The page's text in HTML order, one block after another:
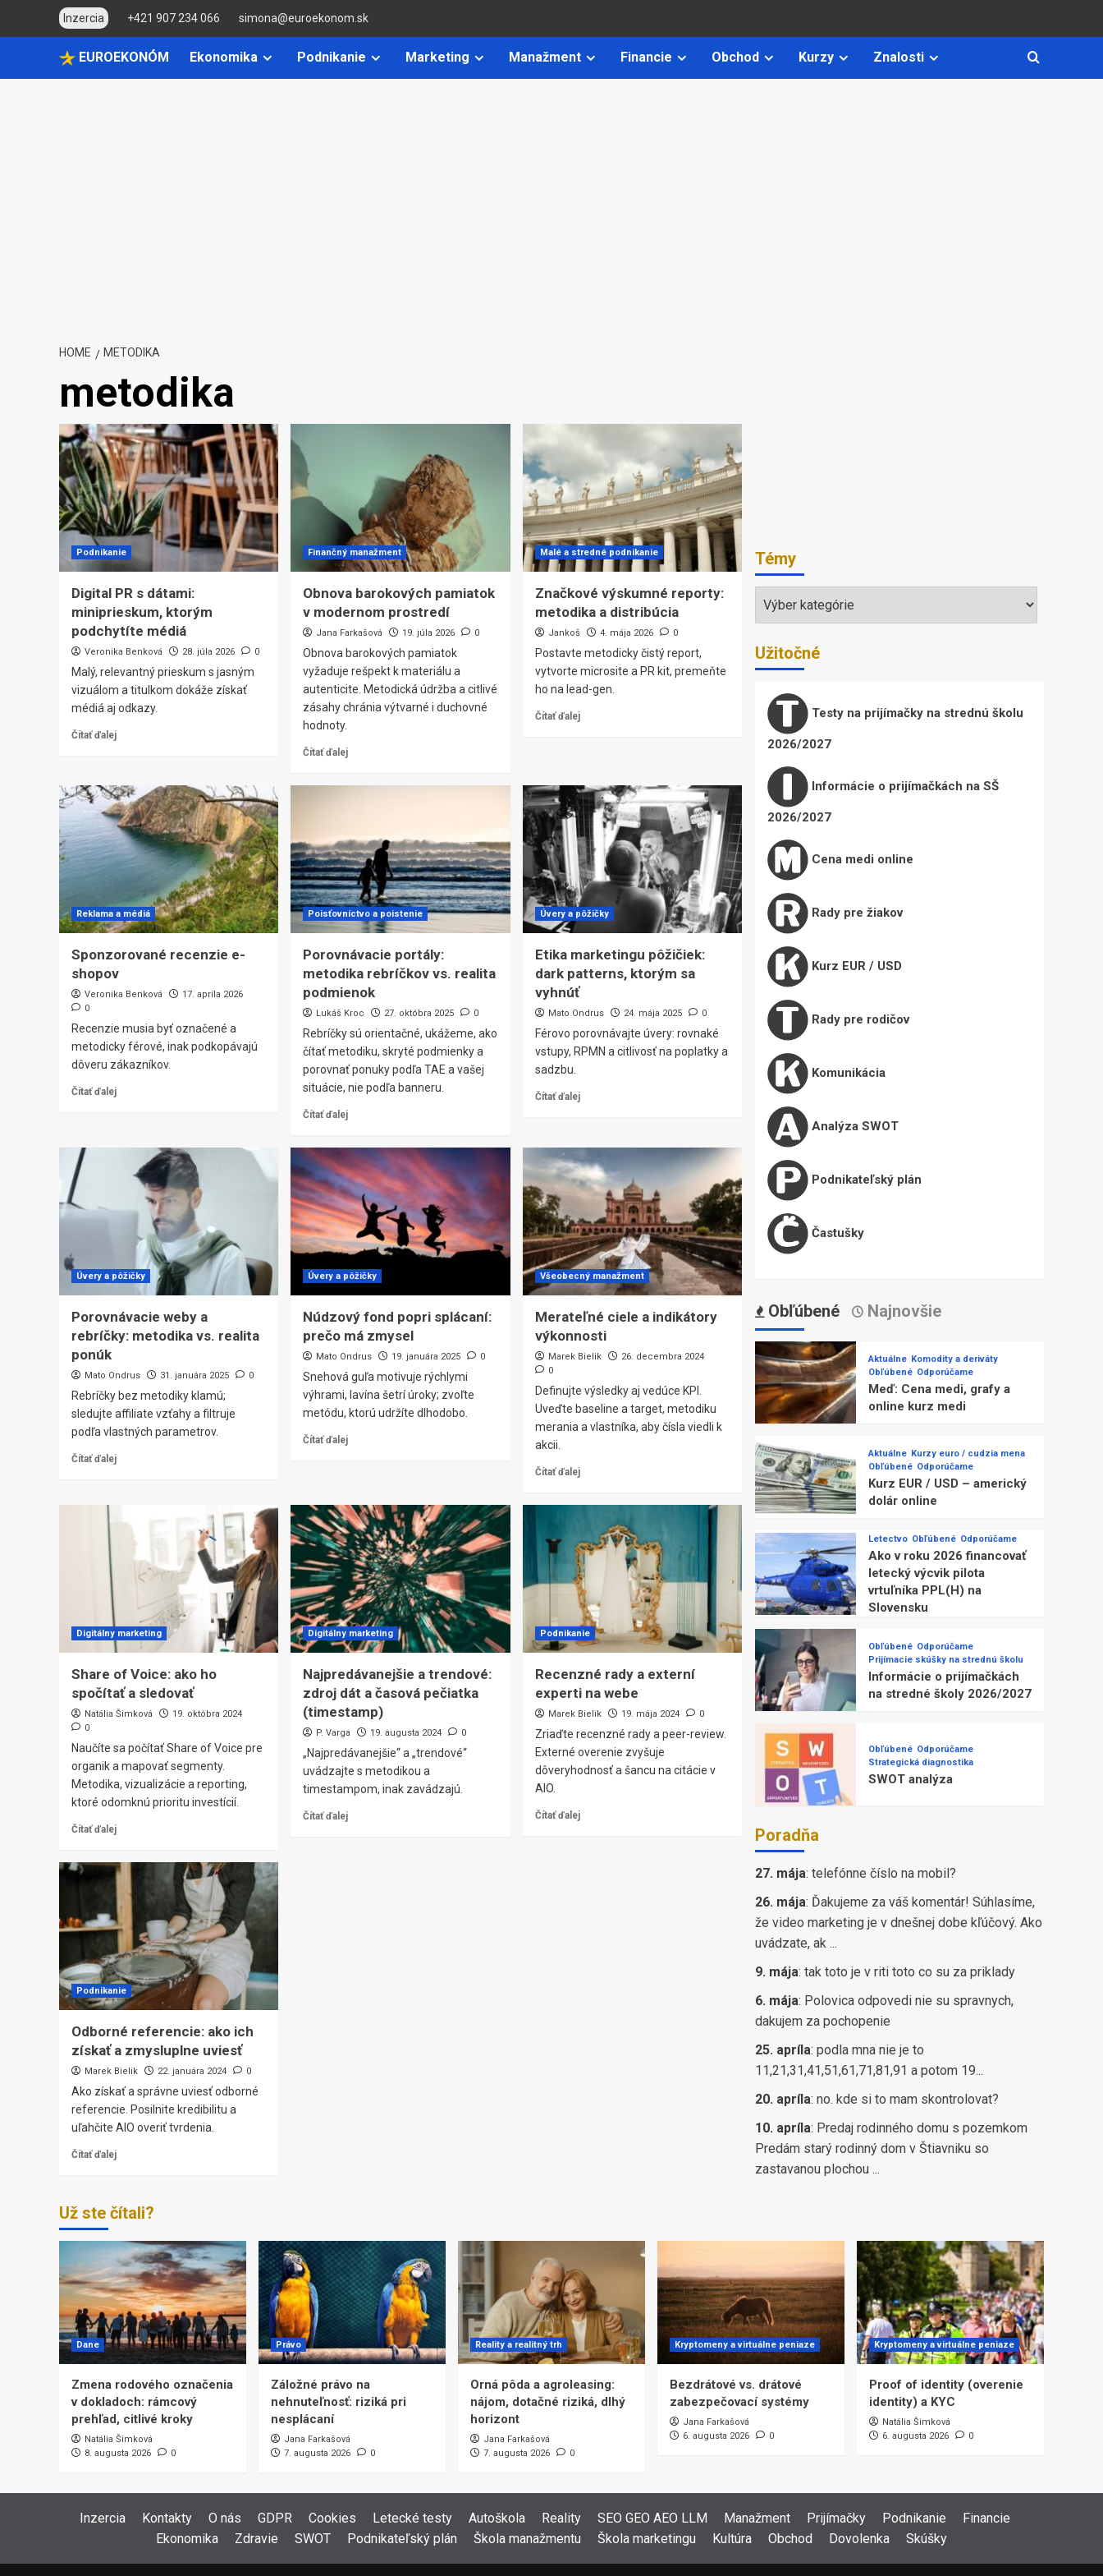
Inzercia +421 907 234 066 simona@euroekonom.sk
EUROEKONÓM Ekonomika Podnikanie Marketing Manažment Financie Obchod Kurzy Znalosti
HOME METODIKA
metodika
Podnikanie
Digital PR s dátami:
miniprieskum, ktorým
podchytíte médiá
Veronika Benková 28. júla 2026 0
Malý, relevantný prieskum s jasným
vizuálom a titulkom dokáže získať
médiá aj odkazy.
Čítať ďalej
Finančný manažment
Obnova barokových pamiatok
v modernom prostredí
Jana Farkašová 19. júla 2026 0
Obnova barokových pamiatok
vyžaduje rešpekt k materiálu a
autenticite. Metodická údržba a citlivé
zásahy chránia výtvarné i duchovné
hodnoty.
Čítať ďalej
Malé a stredné podnikanie
Značkové výskumné reporty:
metodika a distribúcia
Jankoš 4. mája 2026 0
Postavte metodicky čistý report,
vytvorte microsite a PR kit, premeňte
ho na lead-gen.
Čítať ďalej
Reklama a médiá
Sponzorované recenzie e-
shopov
Veronika Benková
17. apríla 2026
0
Recenzie musia byť označené a
metodicky férové, inak podkopávajú
dôveru zákazníkov.
Čítať ďalej
Poisťovníctvo a poistenie
Porovnávacie portály:
metodika rebríčkov vs. realita
podmienok
Lukáš Kroc 27. októbra 2025 0
Rebríčky sú orientačné, ukážeme, ako
čítať metodiku, skryté podmienky a
porovnať ponuky podľa TAE a vašej
situácie, nie podľa banneru.
Čítať ďalej
Úvery a pôžičky
Etika marketingu pôžičiek:
dark patterns, ktorým sa
vyhnúť
Mato Ondrus 24. mája 2025 0
Férovo porovnávajte úvery: rovnaké
vstupy, RPMN a citlivosť na poplatky a
sadzbu.
Čítať ďalej
Úvery a pôžičky
Porovnávacie weby a
rebríčky: metodika vs. realita
ponúk
Mato Ondrus 31. januára 2025 0
Rebríčky bez metodiky klamú;
sledujte affiliate vzťahy a filtruje
podľa vlastných parametrov.
Čítať ďalej
Úvery a pôžičky
Núdzový fond popri splácaní:
prečo má zmysel
Mato Ondrus 19. januára 2025 0
Snehová guľa motivuje rýchlymi
výhrami, lavína šetrí úroky; zvoľte
metódu, ktorú udržíte dlhodobo.
Čítať ďalej
Všeobecný manažment
Merateľné ciele a indikátory
výkonnosti
Marek Bielik
26. decembra 2024
0
Definujte výsledky aj vedúce KPI.
Uveďte baseline a target, metodiku
merania a vlastníka, aby čísla viedli k
akcii.
Čítať ďalej
Digitálny marketing
Share of Voice: ako ho
spočítať a sledovať
Natália Šimková
19. októbra 2024
0
Naučíte sa počítať Share of Voice pre
organik a mapovať segmenty.
Metodika, vizualizácie a reporting,
ktoré odomknú prioritu investícií.
Čítať ďalej
Digitálny marketing
Najpredávanejšie a trendové:
zdroj dát a časová pečiatka
(timestamp)
P. Varga 19. augusta 2024 0
„Najpredávanejšie“ a „trendové“
uvádzajte s metodikou a
timestampom, inak zavádzajú.
Čítať ďalej
Podnikanie
Recenzné rady a externí
experti na webe
Marek Bielik 19. mája 2024 0
Zriaďte recenzné rady a peer-review.
Externé overenie zvyšuje
dôveryhodnosť a šancu na citácie v
AIO.
Čítať ďalej
Podnikanie
Odborné referencie: ako ich
získať a zmysluplne uviesť
Marek Bielik 22. januára 2024 0
Ako získať a správne uviesť odborné
referencie. Posilnite kredibilitu a
uľahčite AIO overiť tvrdenia.
Čítať ďalej
Témy
Témy
Užitočné
Testy na prijímačky na strednú školu
2026/2027
Informácie o prijímačkách na SŠ
2026/2027
Cena medi online
Rady pre žiakov
Kurz EUR / USD
Rady pre rodičov
Komunikácia
Analýza SWOT
Podnikateľský plán
Častušky
Obľúbené Najnovšie
Aktuálne Komodity a deriváty
Obľúbené Odporúčame
Meď: Cena medi, grafy a
online kurz medi
Aktuálne Kurzy euro / cudzia mena
Obľúbené Odporúčame
Kurz EUR / USD – americký
dolár online
Letectvo Obľúbené Odporúčame
Ako v roku 2026 financovať
letecký výcvik pilota
vrtuľníka PPL(H) na
Slovensku
Obľúbené Odporúčame
Prijímacie skúšky na strednú školu
Informácie o prijímačkách
na stredné školy 2026/2027
Obľúbené Odporúčame
Strategická diagnostika
SWOT analýza
Poradňa
27. mája: telefónne číslo na mobil?
26. mája: Ďakujeme za váš komentár! Súhlasíme,
že video marketing je v dnešnej dobe kľúčový. Ako
uvádzate, ak ...
9. mája: tak toto je v riti toto co su za priklady
6. mája: Polovica odpovedi nie su spravnych,
dakujem za pochopenie
25. apríla: podla mna nie je to
11,21,31,41,51,61,71,81,91 a potom 19...
20. apríla: no. kde si to mam skontrolovat?
10. apríla: Predaj rodinného domu s pozemkom
Predám starý rodinný dom v Štiavniku so
zastavanou plochou ...
Už ste čítali?
Dane
Zmena rodového označenia
v dokladoch: rámcový
prehľad, citlivé kroky
Natália Šimková
8. augusta 2026
0
Právo
Záložné právo na
nehnuteľnosť: riziká pri
nesplácaní
Jana Farkašová
7. augusta 2026
0
Reality a realitný trh
Orná pôda a agroleasing:
nájom, dotačné riziká, dlhý
horizont
Jana Farkašová
7. augusta 2026
0
Kryptomeny a virtuálne peniaze
Bezdrátové vs. drátové
zabezpečovací systémy
Jana Farkašová
6. augusta 2026
0
Kryptomeny a virtuálne peniaze
Proof of identity (overenie
identity) a KYC
Natália Šimková
6. augusta 2026
0
Inzercia Kontakty O nás GDPR Cookies Letecké testy Autoškola Reality SEO GEO AEO LLM Manažment Prijímačky Podnikanie
Financie
Ekonomika
Zdravie SWOT Podnikateľský plán Škola manažmentu Škola marketingu Kultúra Obchod Dovolenka Skúšky